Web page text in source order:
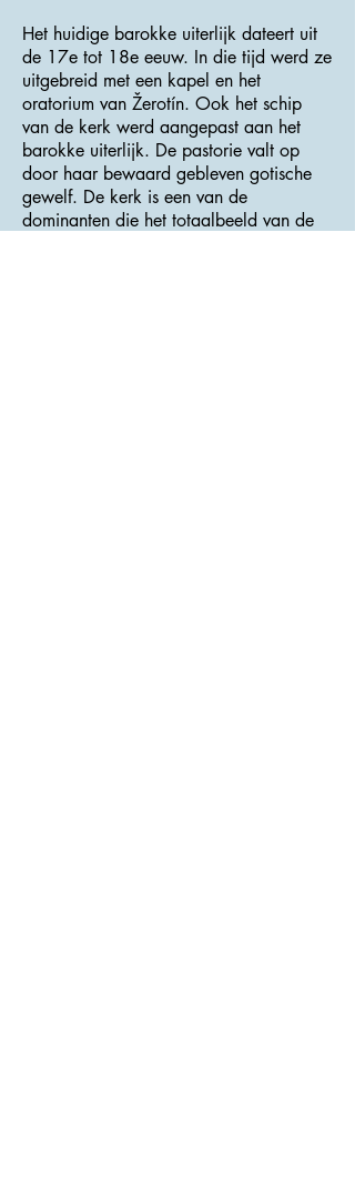
Het huidige barokke uiterlijk dateert uit
de 17e tot 18e eeuw. In die tijd werd ze
uitgebreid met een kapel en het
oratorium van Žerotín. Ook het schip
van de kerk werd aangepast aan het
barokke uiterlijk. De pastorie valt op
door haar bewaard gebleven gotische
gewelf. De kerk is een van de
dominanten die het totaalbeeld van de